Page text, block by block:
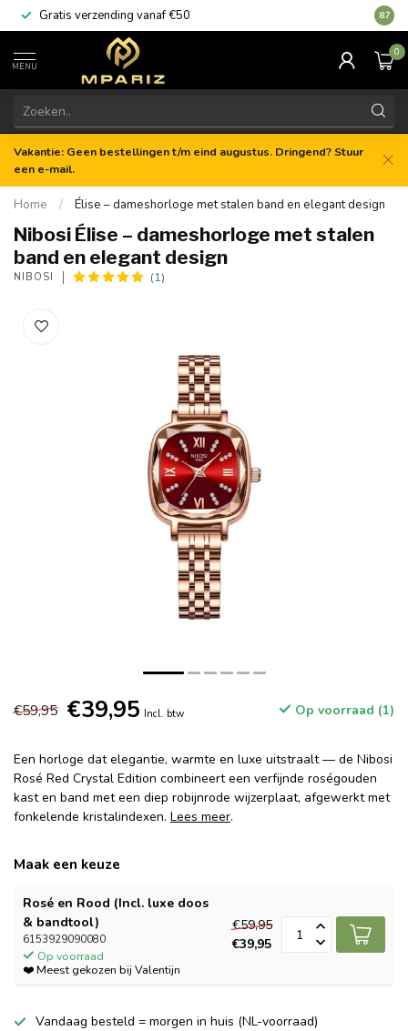
Gratis verzending vanaf €50 8.7
MENU
0
Vakantie: Geen bestellingen t/m eind augustus. Dringend? Stuur
een e-mail.
Home / Élise – dameshorloge met stalen band en elegant design
Nibosi Élise – dameshorloge met stalen
band en elegant design
NIBOSI (1)
€59,95 €39,95 Incl. btw Op voorraad (1)
Een horloge dat elegantie, warmte en luxe uitstraalt — de Nibosi
Rosé Red Crystal Edition combineert een verfijnde roségouden
kast en band met een diep robijnrode wijzerplaat, afgewerkt met
fonkelende kristalindexen. Lees meer.
Maak een keuze
Rosé en Rood (Incl. luxe doos
& bandtool)
6153929090080
Op voorraad
❤️ Meest gekozen bij Valentijn
€59,95
€39,95
Vandaag besteld = morgen in huis (NL-voorraad)